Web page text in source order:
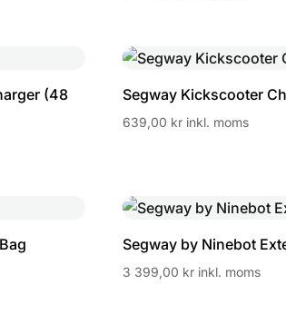
(48
Segway Kickscooter
639,00 kr inkl. moms
Segway by Ninebot
3 399,00 kr inkl. moms